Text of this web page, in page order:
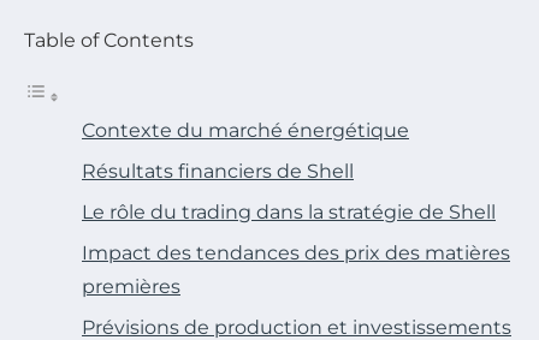
Table of Contents
Contexte du marché énergétique
Résultats financiers de Shell
Le rôle du trading dans la stratégie de Shell
Impact des tendances des prix des matières
premières
Prévisions de production et investissements